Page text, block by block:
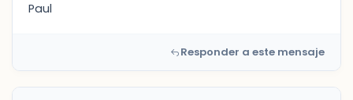
Paul
Responder a este mensaje